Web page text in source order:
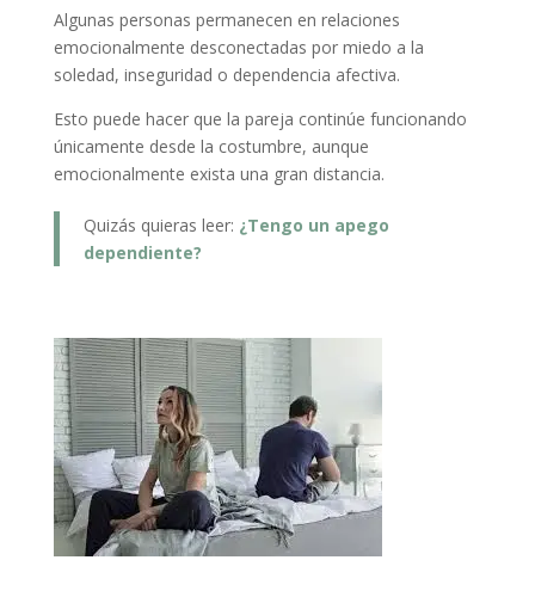
Algunas personas permanecen en relaciones
emocionalmente desconectadas por miedo a la
soledad, inseguridad o dependencia afectiva.
Esto puede hacer que la pareja continúe funcionando
únicamente desde la costumbre, aunque
emocionalmente exista una gran distancia.
Quizás quieras leer: ¿Tengo un apego
dependiente?